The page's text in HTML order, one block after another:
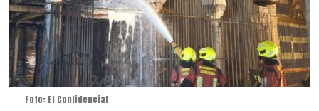
Foto: El Confidencial